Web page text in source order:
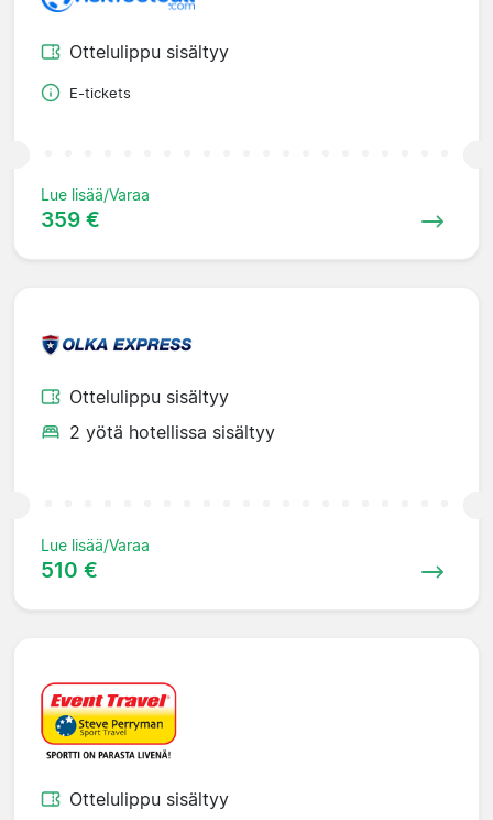
Ottelulippu sisältyy
E-tickets
Lue lisää/Varaa
359 €
Ottelulippu sisältyy
2 yötä hotellissa sisältyy
Lue lisää/Varaa
510 €
Ottelulippu sisältyy